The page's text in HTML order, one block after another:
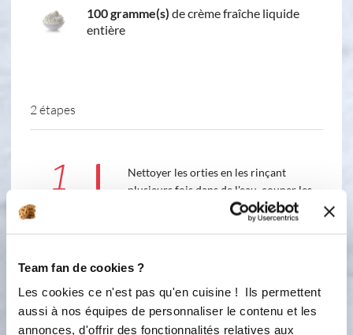
Team fan de cookies ?
Les cookies ce n'est pas qu'en cuisine ! Ils permettent
aussi à nos équipes de personnaliser le contenu et les
annonces, d'offrir des fonctionnalités relatives aux
100 gramme(s) de crème fraîche liquide
entière
2 étapes
1
Nettoyer les orties en les rinçant
plusieurs fois dans de l'eau, couper les
feuilles et les réserver. J'avais une
passoire de feuilles après nettoyage.
l'huile d'olive, ajouter l'échalote
ciselée et laisser cuire 1 minute en
remuant bien. Ajouter les feuilles
d'orties et mélanger avec une spatule